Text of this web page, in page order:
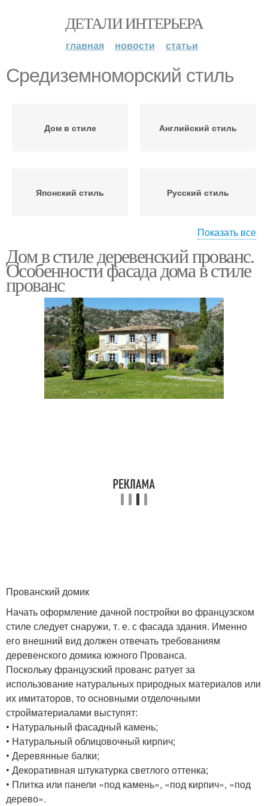
ДЕТАЛИ ИНТЕРЬЕРА
главная новости статьи
Средиземноморский стиль
Дом в стиле Английский стиль
Японский стиль Русский стиль
Интерьер в стиле Шторы в русском стиле
Стиль в деревенский
дом
Шторы в стиле
Дом в скандинавском
стиле
Показать все
Дом в стиле деревенский прованс.
Особенности фасада дома в стиле
прованс
Прованский домик
Начать оформление дачной постройки во французском
стиле следует снаружи, т. е. с фасада здания. Именно
его внешний вид должен отвечать требованиям
деревенского домика южного Прованса.
Поскольку французский прованс ратует за
использование натуральных природных материалов или
их имитаторов, то основными отделочными
стройматериалами выступят:
• Натуральный фасадный камень;
• Натуральный облицовочный кирпич;
• Деревянные балки;
• Декоративная штукатурка светлого оттенка;
• Плитка или панели «под камень», «под кирпич», «под
дерево».